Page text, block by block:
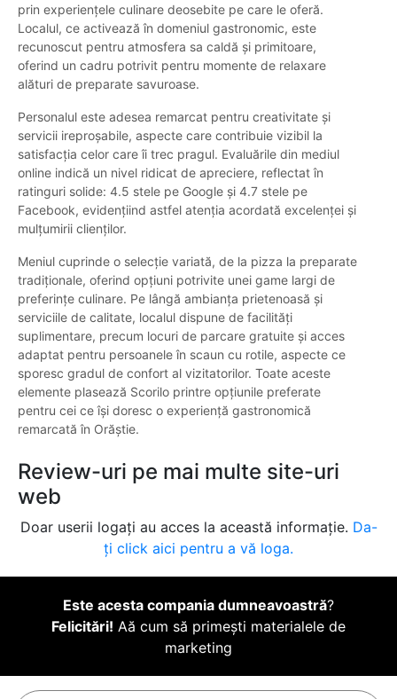
prin experiențele culinare deosebite pe care le oferă.
Localul, ce activează în domeniul gastronomic, este
recunoscut pentru atmosfera sa caldă și primitoare,
oferind un cadru potrivit pentru momente de relaxare
alături de preparate savuroase.
Personalul este adesea remarcat pentru creativitate și
servicii ireproșabile, aspecte care contribuie vizibil la
satisfacția celor care îi trec pragul. Evaluările din mediul
online indică un nivel ridicat de apreciere, reflectat în
ratinguri solide: 4.5 stele pe Google și 4.7 stele pe
Facebook, evidențiind astfel atenția acordată excelenței și
mulțumirii clienților.
Meniul cuprinde o selecție variată, de la pizza la preparate
tradiționale, oferind opțiuni potrivite unei game largi de
preferințe culinare. Pe lângă ambianța prietenoasă și
serviciile de calitate, localul dispune de facilități
suplimentare, precum locuri de parcare gratuite și acces
adaptat pentru persoanele în scaun cu rotile, aspecte ce
sporesc gradul de confort al vizitatorilor. Toate aceste
elemente plasează Scorilo printre opțiunile preferate
pentru cei ce își doresc o experiență gastronomică
remarcată în Orăștie.
Review-uri pe mai multe site-uri
web
Doar userii logați au acces la această informație. Da-
ți click aici pentru a vă loga.
Este acesta compania dumneavoastră?
Felicitări! Aă cum să primești materialele de
marketing